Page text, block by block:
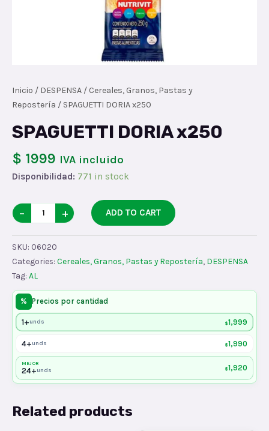
Inicio / DESPENSA / Cereales, Granos, Pastas y
Repostería / SPAGUETTI DORIA x250
SPAGUETTI DORIA x250
$ 1999 IVA incluido
Disponibilidad: 771 in stock
SPAGUETTI
DORIA
x250
quantity
− + ADD TO CART
SKU: 06020
Categories: Cereales, Granos, Pastas y Repostería, DESPENSA
Tag: AL
% Precios por cantidad
1+unds $1,999
4+unds $1,990
MEJOR
24+unds $1,920
Related products